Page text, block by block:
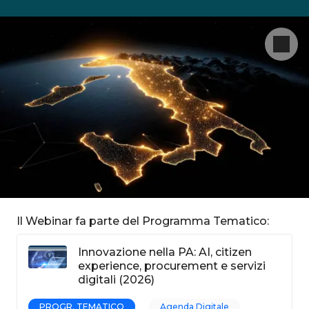
Il Webinar fa parte del Programma Tematico:
Innovazione nella PA: AI, citizen
experience, procurement e servizi
digitali (2026)
PROGR. TEMATICO Agenda Digitale